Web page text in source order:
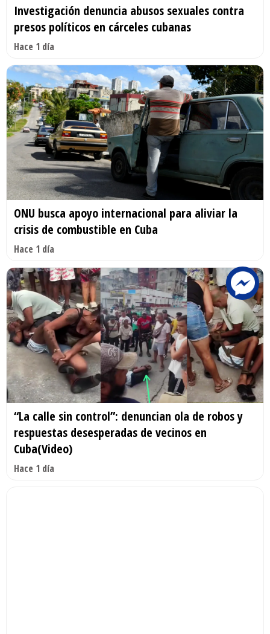
Investigación denuncia abusos sexuales contra
presos políticos en cárceles cubanas
Hace 1 día
ONU busca apoyo internacional para aliviar la
crisis de combustible en Cuba
Hace 1 día
“La calle sin control”: denuncian ola de robos y
respuestas desesperadas de vecinos en
Cuba(Video)
Hace 1 día